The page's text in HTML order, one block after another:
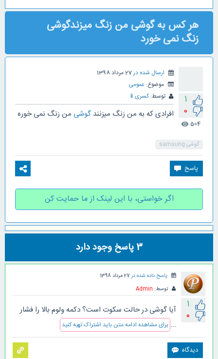
هر کس به گوشی من زنگ میزندگوشی
زنگ نمی خورد
1
0
504
visibility
ارسال شده در27 مرداد 1398
موضوع: عمومی
توسط:کسری 📱
افرادی که به من زنگ میزنند گوشی من زنگ نمی خوره
گوشی samsung
اگر خواستی، با این لینک از ما حمایت کن
3پاسخ وجود دارد
1
0
پاسخ داده شده در 27 مرداد 1398
توسط: Admin
آیا گوشی در حالت سکوت است؟ دکمه ولوم بالا را فشار
... برای مشاهده ادامه متن باید اشتراک تهیه کنید